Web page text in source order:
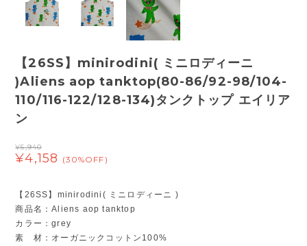
【26SS】minirodini( ミニロディーニ
)Aliens aop tanktop(80-86/92-98/104-
110/116-122/128-134)タンクトップ エイリア
ン
¥5,940
¥4,158 (30%OFF)
【26SS】minirodini( ミニロディーニ )
商品名：Aliens aop tanktop
カラー：grey
素 材：オーガニックコットン100%